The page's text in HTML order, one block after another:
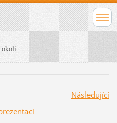
okolí
Následující